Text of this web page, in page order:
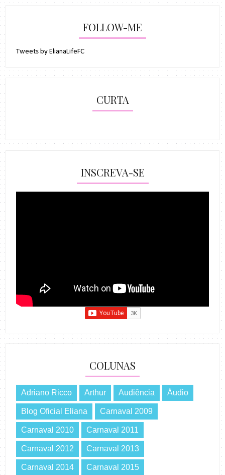
FOLLOW-ME
Tweets by ElianaLifeFC
CURTA
INSCREVA-SE
COLUNAS
Adriano Ricco Arthur Audiência Áudio
Blog Oficial Eliana Carnaval 2009
Carnaval 2010 Carnaval 2011
Carnaval 2012 Carnaval 2013
Carnaval 2014 Carnaval 2015